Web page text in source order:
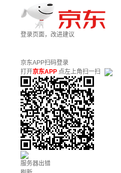
登录页面，改进建议
京东APP扫码登录
打开京东APP 点左上角扫一扫
服务器出错